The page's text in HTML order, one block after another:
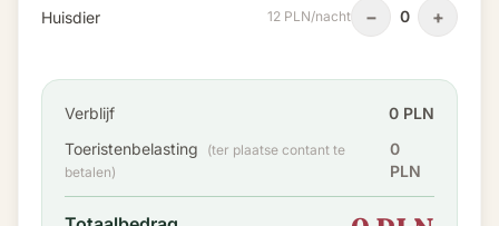
Huisdier 12 PLN/nacht − 0 +
Verblijf
0 PLN
Toeristenbelasting
(ter plaatse contant te
betalen)
0
PLN